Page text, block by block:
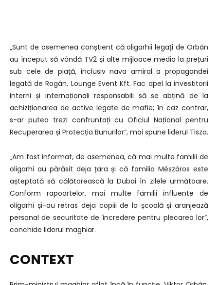
„Sunt de asemenea conștient că oligarhii legați de Orbán
au început să vândă TV2 și alte mijloace media la prețuri
sub cele de piață, inclusiv nava amiral a propagandei
legată de Rogán, Lounge Event Kft. Fac apel la investitorii
interni și internaționali responsabili să se abțină de la
achiziționarea de active legate de mafie; în caz contrar,
s-ar putea trezi confruntați cu Oficiul Național pentru
Recuperarea și Protecția Bunurilor”, mai spune liderul Tisza.
„Am fost informat, de asemenea, că mai multe familii de
oligarhi au părăsit deja țara și că familia Mészáros este
așteptată să călătorească la Dubai în zilele următoare.
Conform rapoartelor, mai multe familii influente de
oligarhi și-au retras deja copiii de la școală și aranjează
personal de securitate de încredere pentru plecarea lor”,
conchide liderul maghiar.
CONTEXT